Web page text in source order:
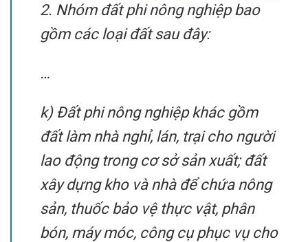
2. Nhóm đất phi nông nghiệp bao
gồm các loại đất sau đây:
…
k) Đất phi nông nghiệp khác gồm
đất làm nhà nghỉ, lán, trại cho người
lao động trong cơ sở sản xuất; đất
xây dựng kho và nhà để chứa nông
sản, thuốc bảo vệ thực vật, phân
bón, máy móc, công cụ phục vụ cho